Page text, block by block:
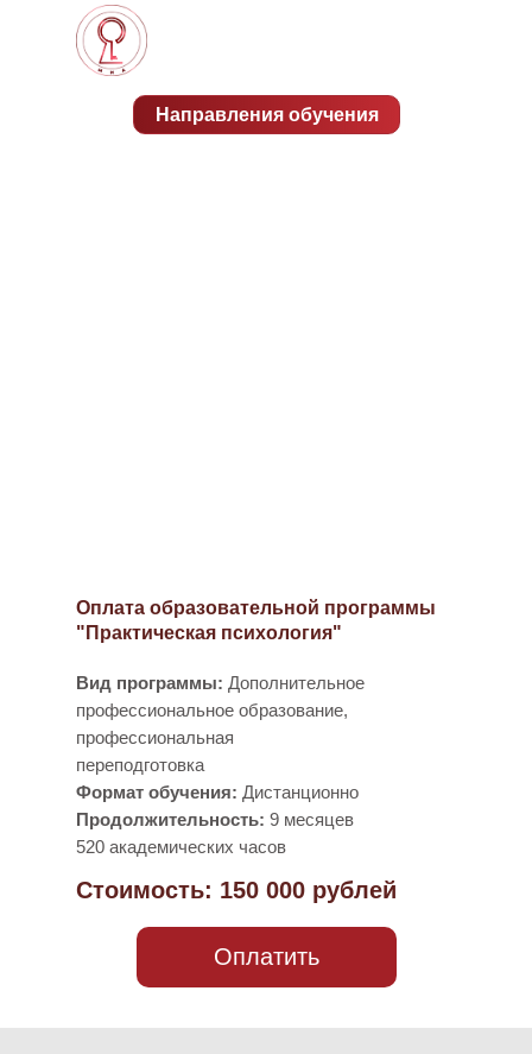
Направления обучения
Вид программы: Дополнительное
профессиональное образование,
профессиональная
переподготовка
Формат обучения: Дистанционно
Продолжительность: 9 месяцев
520 академических часов
Стоимость: 150 000 рублей
Оплата образовательной программы
"Практическая психология"
Оплатить